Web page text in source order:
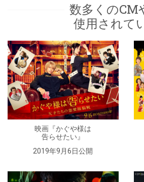
数多くのCM
使用されて
映画『かぐや様は
告らせたい』
2019年9月6日公開